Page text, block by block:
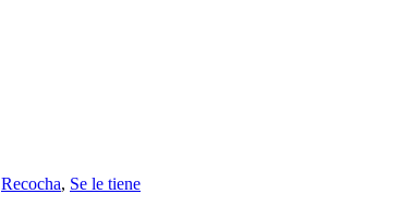
Recocha, Se le tiene